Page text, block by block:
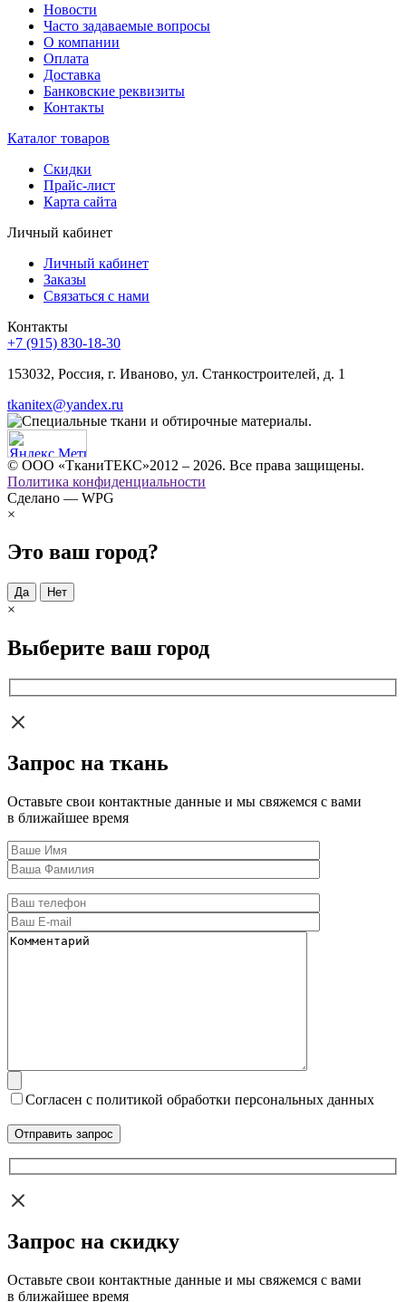
Новости
Часто задаваемые вопросы
О компании
Оплата
Доставка
Банковские реквизиты
Контакты
Каталог товаров
Скидки
Прайс-лист
Карта сайта
Личный кабинет
Личный кабинет
Заказы
Связаться с нами
Контакты
+7 (915) 830-18-30
153032, Россия, г. Иваново, ул. Станкостроителей, д. 1
tkanitex@yandex.ru
© ООО «ТканиТЕКС»2012 – 2026. Все права защищены.
Политика конфиденциальности
Сделано — WPG
×
Это ваш город?
Да Нет
×
Выберите ваш город
Запрос на ткань
Оставьте свои контактные данные и мы свяжемся с вами
в ближайшее время
Согласен с политикой обработки персональных данных
Запрос на скидку
Оставьте свои контактные данные и мы свяжемся с вами
в ближайшее время